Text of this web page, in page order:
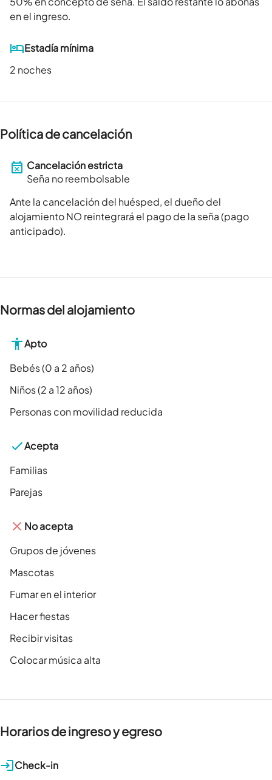
en el ingreso.
Estadía mínima
2 noches
Política de cancelación
Cancelación estricta
Seña no reembolsable
Ante la cancelación del huésped, el dueño del
alojamiento NO reintegrará el pago de la seña (pago
anticipado).
Normas del alojamiento
Apto
Bebés (0 a 2 años)
Niños (2 a 12 años)
Personas con movilidad reducida
Acepta
Familias
Parejas
No acepta
Grupos de jóvenes
Mascotas
Fumar en el interior
Hacer fiestas
Recibir visitas
Colocar música alta
Horarios de ingreso y egreso
Check-in